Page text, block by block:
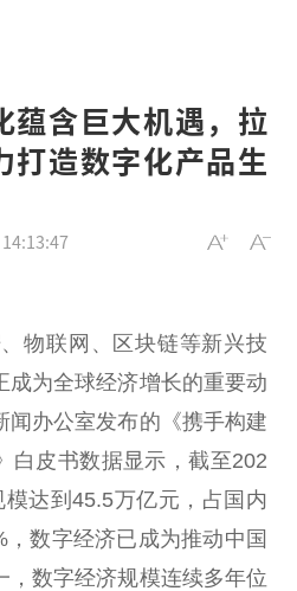
蕴含巨大机遇，拉
打造数字化产品生
物联网、 区块链等新兴技
成为全球经济增长的重要动
闻办公室发布的《携手构建
白皮书数据显示，截至202
达到45.5万亿元，占国内
，数字经济已成为推动中国
，数字经济规模连续多年位